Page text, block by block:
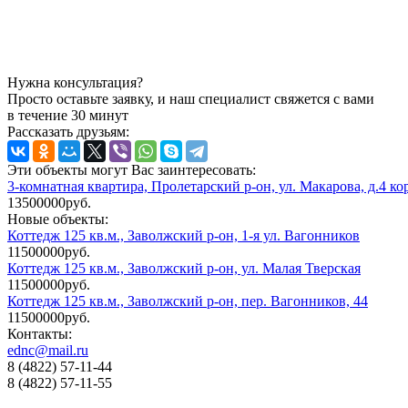
Нужна консультация?
Просто оставьте заявку, и наш специалист свяжется с вами
в течение 30 минут
Рассказать друзьям:
Эти объекты могут Вас заинтересовать:
3-комнатная квартира, Пролетарский р-он, ул. Макарова, д.4
13500000руб.
Новые объекты:
Коттедж 125 кв.м., Заволжский р-он, 1-я ул. Вагонников
11500000руб.
Коттедж 125 кв.м., Заволжский р-он, ул. Малая Тверская
11500000руб.
Коттедж 125 кв.м., Заволжский р-он, пер. Вагонников, 44
11500000руб.
Контакты:
ednc@mail.ru
8 (4822) 57-11-44
8 (4822) 57-11-55